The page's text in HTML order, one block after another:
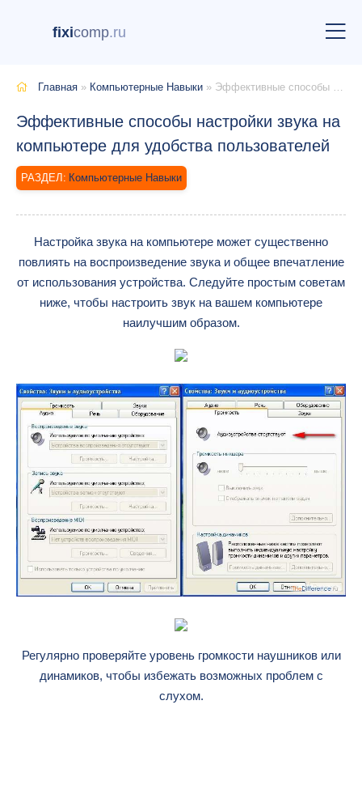
fixicomp.ru
Главная » Компьютерные Навыки » Эффективные способы настройки звука на компьютере для удобства пользователей
Эффективные способы настройки звука на
компьютере для удобства пользователей
Компьютерные Навыки
Настройка звука на компьютере может существенно
повлиять на воспроизведение звука и общее впечатление
от использования устройства. Следуйте простым советам
ниже, чтобы настроить звук на вашем компьютере
наилучшим образом.
Регулярно проверяйте уровень громкости наушников или
динамиков, чтобы избежать возможных проблем с
слухом.